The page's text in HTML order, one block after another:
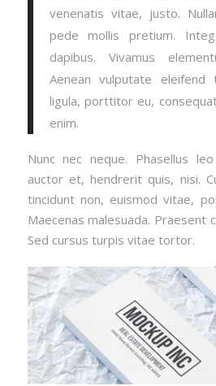
venenatis vitae, justo.
pede mollis pretium.
dapibus. Vivamus
Aenean vulputate eleifend
ligula, porttitor eu,
enim.
Nunc nec neque. Phasellus
auctor et, hendrerit quis, nisi.
tincidunt non, euismod vitae,
Maecenas malesuada. Praesent
Sed cursus turpis vitae tortor.